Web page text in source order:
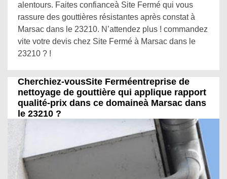
alentours. Faites confianceà Site Fermé qui vous
rassure des gouttières résistantes après constat à
Marsac dans le 23210. N’attendez plus ! commandez
vite votre devis chez Site Fermé à Marsac dans le
23210 ? !
Cherchiez-vousSite Ferméentreprise de
nettoyage de gouttière qui applique rapport
qualité-prix dans ce domaineà Marsac dans
le 23210 ?